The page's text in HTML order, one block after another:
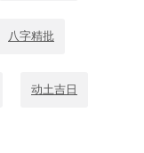
八字精批
动土吉日